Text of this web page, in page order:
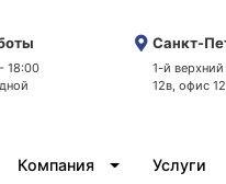
18:00
Санкт-
1-й
12в, офис
Компания Услуги